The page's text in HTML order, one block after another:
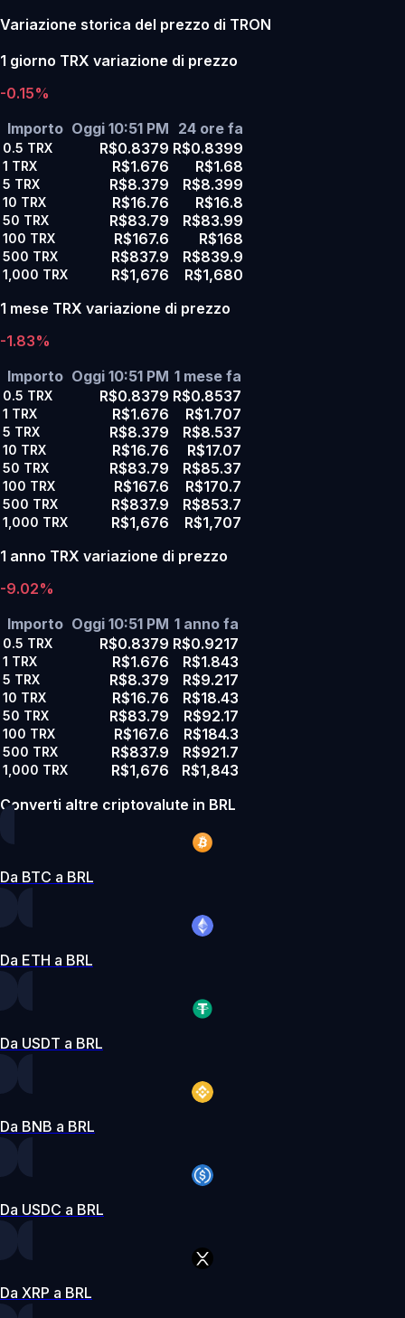
Variazione storica del prezzo di TRON
1 giorno TRX variazione di prezzo
-0.15%
Importo Oggi 10:51 PM 24 ore fa
0.5 TRX R$0.8379 R$0.8399
1 TRX R$1.676 R$1.68
5 TRX R$8.379 R$8.399
10 TRX R$16.76 R$16.8
50 TRX R$83.79 R$83.99
100 TRX R$167.6 R$168
500 TRX R$837.9 R$839.9
1,000 TRX R$1,676
R$1,680
1 mese TRX variazione di prezzo
-1.83%
Importo Oggi 10:51 PM 1 mese fa
0.5 TRX R$0.8379 R$0.8537
1 TRX R$1.676 R$1.707
5 TRX R$8.379 R$8.537
10 TRX R$16.76 R$17.07
50 TRX R$83.79 R$85.37
100 TRX R$167.6 R$170.7
500 TRX R$837.9 R$853.7
1,000 TRX R$1,676
R$1,707
1 anno TRX variazione di prezzo
-9.02%
Importo Oggi 10:51 PM 1 anno fa
0.5 TRX R$0.8379 R$0.9217
1 TRX R$1.676 R$1.843
5 TRX R$8.379 R$9.217
10 TRX R$16.76 R$18.43
50 TRX R$83.79 R$92.17
100 TRX R$167.6 R$184.3
500 TRX R$837.9 R$921.7
1,000 TRX R$1,676
R$1,843
Converti altre criptovalute in BRL
Da BTC a BRL
Da ETH a BRL
Da USDT a BRL
Da BNB a BRL
Da USDC a BRL
Da XRP a BRL